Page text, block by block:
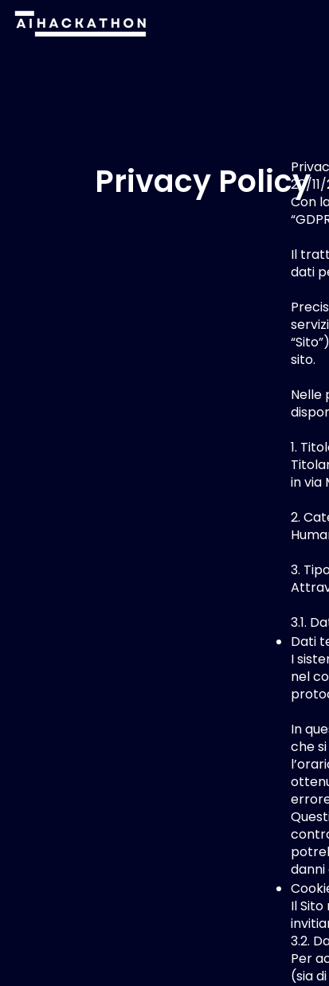
Privacy Policy
20/
Con
Il
dati
sito.
Nelle
1.
in via
2.
3.
3.1.
Dati
I
nel
In
che
Il
3.2.
Per
(sia